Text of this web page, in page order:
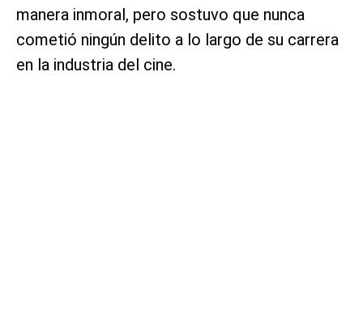
manera inmoral, pero sostuvo que nunca
cometió ningún delito a lo largo de su carrera
en la industria del cine.